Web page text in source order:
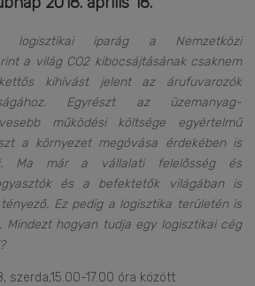
logisztikai iparág a Nemzetközi
a világ CO2 kibocsájtásának csaknem
kihívást jelent az árufuvarozók
Egyrészt az üzemanyag-
működési költsége egyértelmű
a környezet megóvása érdekében is
Ma már a vállalati felelősség és
és a befektetők világában is
Ez pedig a logisztika területén is
Mindezt hogyan tudja egy logisztikai cég
szerda,15.00-17.00 óra között